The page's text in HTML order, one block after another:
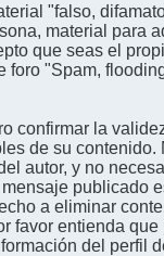
"falso,
material para
que seas el
"Spam,
confirmar la
de su
autor, y no
publicado
a eliminar
entienda
del perfil